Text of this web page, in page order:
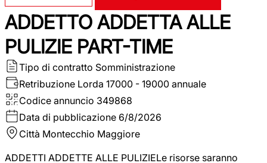
ADDETTO ADDETTA ALLE
PULIZIE PART-TIME
Tipo di contratto Somministrazione
Retribuzione Lorda 17000 - 19000 annuale
Codice annuncio 349868
Data di pubblicazione 6/8/2026
Città Montecchio Maggiore
ADDETTI ADDETTE ALLE PULIZIELe risorse saranno